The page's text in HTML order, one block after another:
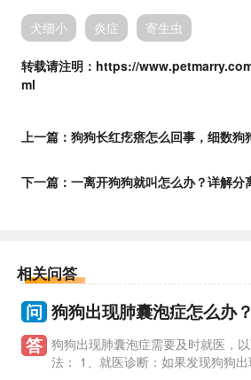
犬细小 炎症 寄生虫
转载请注明：https://
ml
上一篇： 狗狗长红疙瘩怎么回事，细数狗
下一篇： 一离开狗狗就叫怎么办？详解分离焦虑
相关问答
问 狗狗出现肺囊泡症怎么办？
答 狗狗出现肺囊泡症需要及时就医，
法： 1、就医诊断：如果发现狗狗